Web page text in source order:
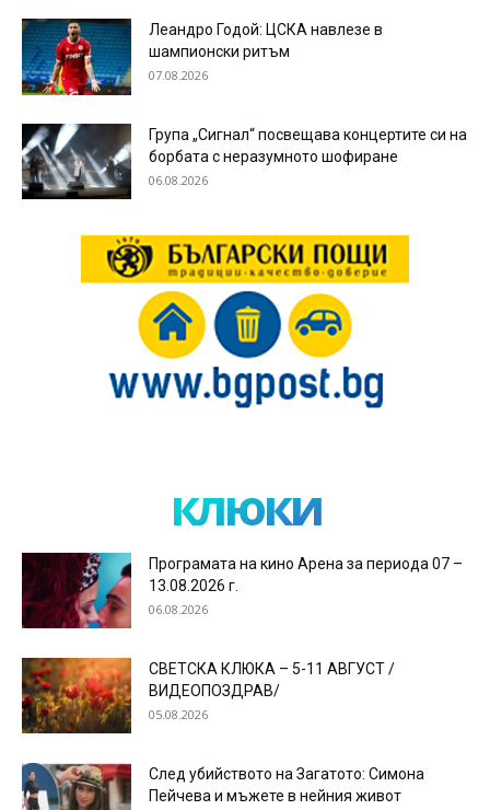
Леандро Годой: ЦСКА навлезе в
шампионски ритъм
07.08.2026
Група „Сигнал“ посвещава концертите си на
борбата с неразумното шофиране
06.08.2026
клюки
Програмата на кино Арена за периода 07 –
13.08.2026 г.
06.08.2026
СВЕТСКА КЛЮКА – 5-11 АВГУСТ /
ВИДЕОПОЗДРАВ/
05.08.2026
След убийството на Загатото: Симона
Пейчева и мъжете в нейния живот